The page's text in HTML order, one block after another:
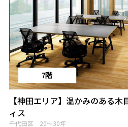
【神田エリア】温かみのある
ィス
千代田区 20～30坪